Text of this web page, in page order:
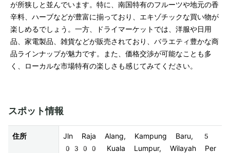
が所狭しと並んでいます。特に、南国特有のフルーツや地元の香
辛料、ハーブなどが豊富に揃っており、エキゾチックな買い物が
楽しめるでしょう。一方、ドライマーケットでは、洋服や日用
品、家電製品、雑貨などが販売されており、バラエティ豊かな商
品ラインナップが魅力です。また、価格交渉が可能なことも多
く、ローカルな市場特有の楽しさも感じてみてください。
スポット情報
住所
Jln Raja Alang, Kampung Baru, 5
0300 Kuala Lumpur, Wilayah Per